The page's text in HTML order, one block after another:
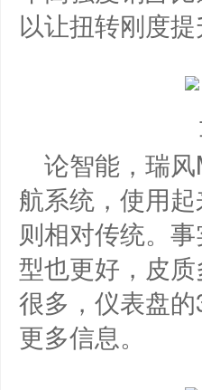
以让扭转刚度
论智能，瑞
航系统，使用
则相对传统。
型也更好，皮
很多，仪表盘
更多信息。